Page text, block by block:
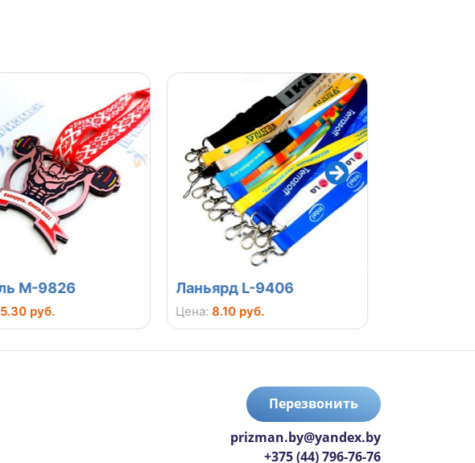
М-9826
руб.
Ланьярд L-9406
Цена:8.10 руб.
Перезвонить
prizman.by@yandex.by
+375 (44) 796-76-76